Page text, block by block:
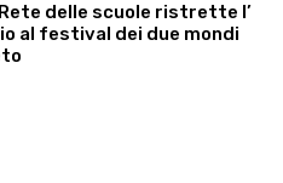
delle scuole ristrette l’
al festival dei due mondi